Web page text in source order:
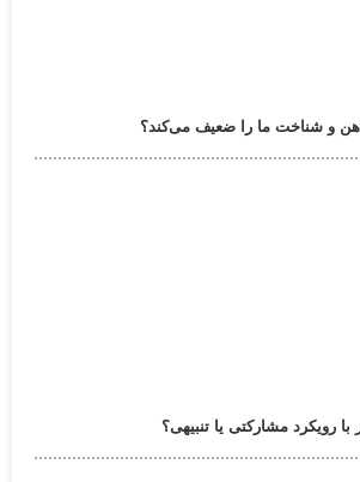
و شناخت ما را ضعیف می‌کند؟
با رویکرد مشارکتی یا تنبیهی؟